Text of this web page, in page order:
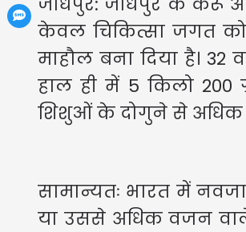
केवल चिकित्सा जगत को
माहौल बना दिया है। 32
हाल ही में 5 किलो 200
शिशुओं के दोगुने से अधिक है
सामान्यतः भारत में
या उससे अधिक वजन